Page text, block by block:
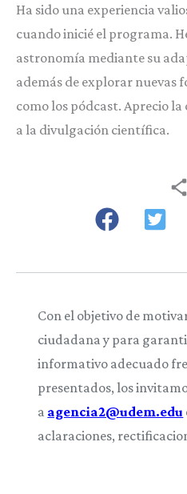
Ha sido una experiencia
cuando inicié el programa.
astronomía mediante su
además de explorar nuevas
como los pódcast. Aprecio
a la divulgación científica.
Con el objetivo de
ciudadana y para
informativo adecuado
presentados, los
a agencia2@udem.edu
aclaraciones,